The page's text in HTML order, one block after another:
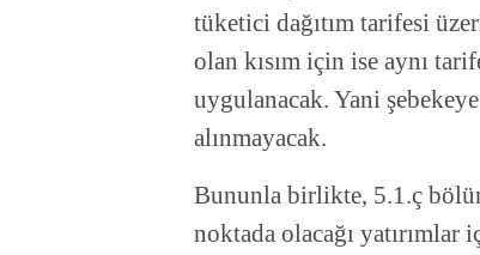
tüketici dağıtım tarifesi
olan kısım için ise aynı
uygulanacak. Yani
alınmayacak.
Bununla birlikte, 5.1.ç
noktada olacağı